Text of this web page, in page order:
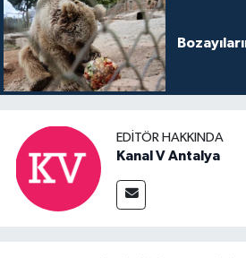
EDITÖR HAKKINDA
Kanal V Antalya